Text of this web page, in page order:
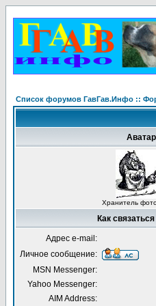
Список форумов ГавГав.Инфо ::
Хранитель
Как
Адрес e-mail:
Личное сообщение:
MSN Messenger:
Yahoo Messenger:
AIM Address: